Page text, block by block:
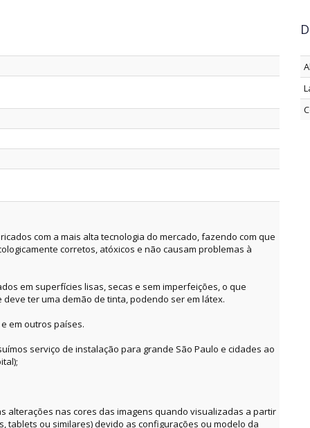
com a mais alta tecnologia do mercado, fazendo com que
corretos, atóxicos e não causam problemas à
em superfícies lisas, secas e sem imperfeições, o que
ter uma demão de tinta, podendo ser em látex.
em outros países.
serviço de instalação para grande São Paulo e cidades ao
alterações nas cores das imagens quando visualizadas a partir
tablets ou similares) devido as configurações ou modelo da